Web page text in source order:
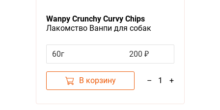
Wanpy Crunchy Curvy Chips
Лакомство Ванпи для собак
60г
200 ₽
В корзину – 1 +